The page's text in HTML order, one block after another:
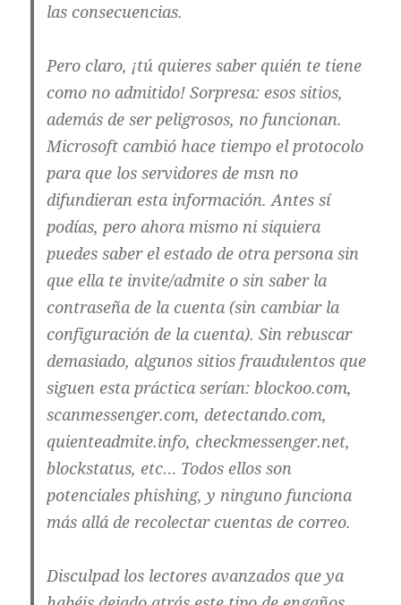
las consecuencias.
Pero claro, ¡tú quieres saber quién te tiene
como no admitido! Sorpresa: esos sitios,
además de ser peligrosos, no funcionan.
Microsoft cambió hace tiempo el protocolo
para que los servidores de msn no
difundieran esta información. Antes sí
podías, pero ahora mismo ni siquiera
puedes saber el estado de otra persona sin
que ella te invite/admite o sin saber la
contraseña de la cuenta (sin cambiar la
configuración de la cuenta). Sin rebuscar
demasiado, algunos sitios fraudulentos que
siguen esta práctica serían: blockoo.com,
scanmessenger.com, detectando.com,
quienteadmite.info, checkmessenger.net,
blockstatus, etc… Todos ellos son
potenciales phishing, y ninguno funciona
más allá de recolectar cuentas de correo.
Disculpad los lectores avanzados que ya